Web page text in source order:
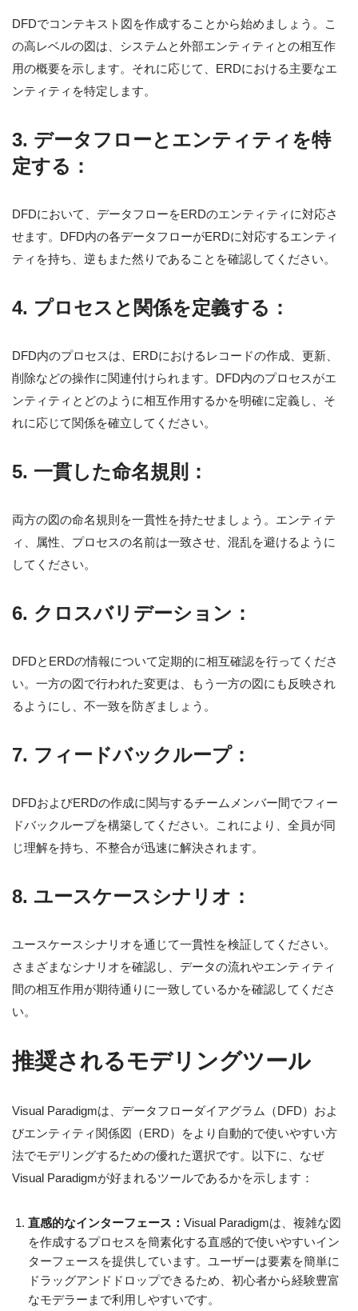
DFDでコンテキスト図を作成することから始めましょう。こ
の高レベルの図は、システムと外部エンティティとの相互作
用の概要を示します。それに応じて、ERDにおける主要なエ
ンティティを特定します。
3. データフローとエンティティを特
定する：
DFDにおいて、データフローをERDのエンティティに対応さ
せます。DFD内の各データフローがERDに対応するエンティ
ティを持ち、逆もまた然りであることを確認してください。
4. プロセスと関係を定義する：
DFD内のプロセスは、ERDにおけるレコードの作成、更新、
削除などの操作に関連付けられます。DFD内のプロセスがエ
ンティティとどのように相互作用するかを明確に定義し、そ
れに応じて関係を確立してください。
5. 一貫した命名規則：
両方の図の命名規則を一貫性を持たせましょう。エンティテ
ィ、属性、プロセスの名前は一致させ、混乱を避けるように
してください。
6. クロスバリデーション：
DFDとERDの情報について定期的に相互確認を行ってくださ
い。一方の図で行われた変更は、もう一方の図にも反映され
るようにし、不一致を防ぎましょう。
7. フィードバックループ：
DFDおよびERDの作成に関与するチームメンバー間でフィー
ドバックループを構築してください。これにより、全員が同
じ理解を持ち、不整合が迅速に解決されます。
8. ユースケースシナリオ：
ユースケースシナリオを通じて一貫性を検証してください。
さまざまなシナリオを確認し、データの流れやエンティティ
間の相互作用が期待通りに一致しているかを確認してくださ
い。
推奨されるモデリングツール
Visual Paradigmは、データフローダイアグラム（DFD）およ
びエンティティ関係図（ERD）をより自動的で使いやすい方
法でモデリングするための優れた選択です。以下に、なぜ
Visual Paradigmが好まれるツールであるかを示します：
直感的なインターフェース： Visual Paradigmは、複雑な図
を作成するプロセスを簡素化する直感的で使いやすいイン
ターフェースを提供しています。ユーザーは要素を簡単に
ドラッグアンドドロップできるため、初心者から経験豊富
なモデラーまで利用しやすいです。